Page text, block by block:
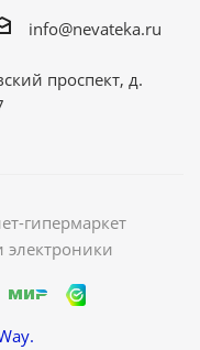
info@nevateka.ru
проспект, д.
гипермаркет